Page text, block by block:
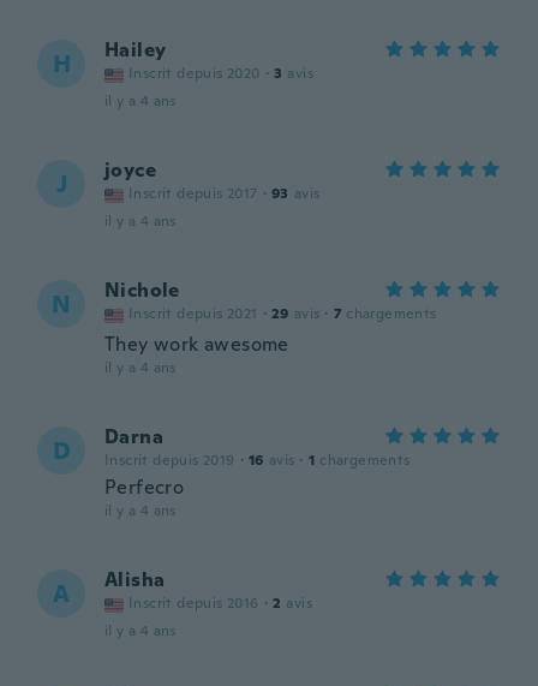
H Hailey
Inscrit depuis 2020 · 3 avis
il y a 4 ans
J joyce
Inscrit depuis 2017 · 93 avis
il y a 4 ans
N Nichole
Inscrit depuis 2021 · 29 avis · 7 chargements
They work awesome
il y a 4 ans
D Darna
Inscrit depuis 2019 · 16 avis · 1 chargements
Perfecro
il y a 4 ans
A Alisha
Inscrit depuis 2016 · 2 avis
il y a 4 ans